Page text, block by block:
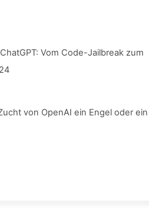
Vom Code-Jailbreak zum
von OpenAI ein Engel oder ein